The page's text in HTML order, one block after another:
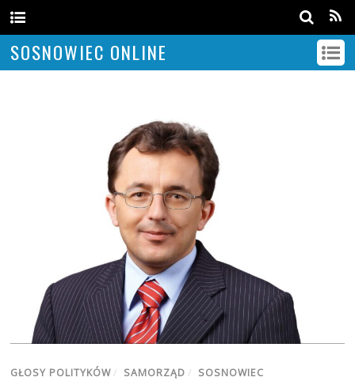
SOSNOWIEC ONLINE
GŁOSY POLITYKÓW / SAMORZĄD / SOSNOWIEC